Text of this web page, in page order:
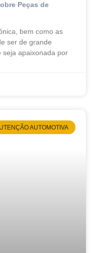
Peças de
bem como as
ser de grande
seja apaixonada por
AUTOMOTIVA